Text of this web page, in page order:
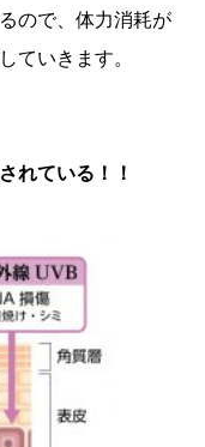
ので、体力消耗が
ていきます。
れている！！